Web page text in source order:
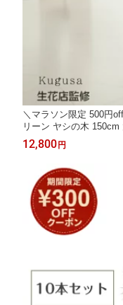
＼マラソン限定 500円
リーン ヤシの木 150cm
ゃれ 室内 インテリア
usa ＼レビュー特典あり
12,800 円